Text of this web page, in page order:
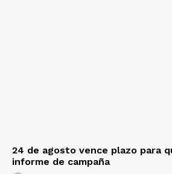
24 de agosto vence plazo para
informe de campaña